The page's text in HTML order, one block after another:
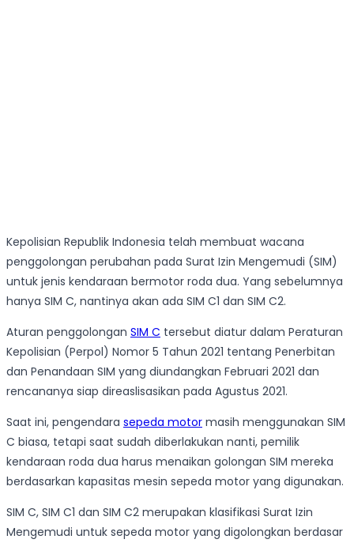
Kepolisian Republik Indonesia telah membuat wacana
penggolongan perubahan pada Surat Izin Mengemudi (SIM)
untuk jenis kendaraan bermotor roda dua. Yang sebelumnya
hanya SIM C, nantinya akan ada SIM C1 dan SIM C2.
Aturan penggolongan SIM C tersebut diatur dalam Peraturan
Kepolisian (Perpol) Nomor 5 Tahun 2021 tentang Penerbitan
dan Penandaan SIM yang diundangkan Februari 2021 dan
rencananya siap direaslisasikan pada Agustus 2021.
Saat ini, pengendara sepeda motor masih menggunakan SIM
C biasa, tetapi saat sudah diberlakukan nanti, pemilik
kendaraan roda dua harus menaikan golongan SIM mereka
berdasarkan kapasitas mesin sepeda motor yang digunakan.
SIM C, SIM C1 dan SIM C2 merupakan klasifikasi Surat Izin
Mengemudi untuk sepeda motor yang digolongkan berdasar